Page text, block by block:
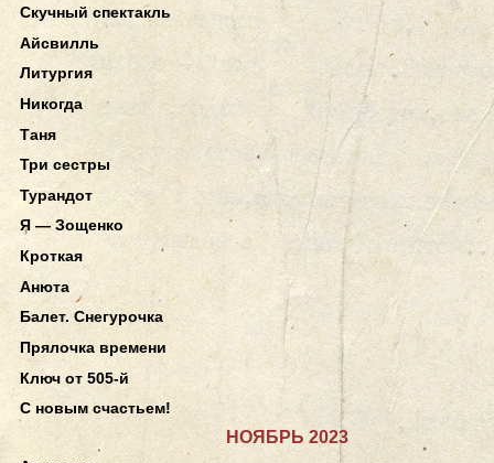
Скучный спектакль
Айсвилль
Литургия
Никогда
Таня
Три сестры
Турандот
Я — Зощенко
Кроткая
Анюта
Балет. Снегурочка
Прялочка времени
Ключ от 505-й
С новым счастьем!
НОЯБРЬ 2023